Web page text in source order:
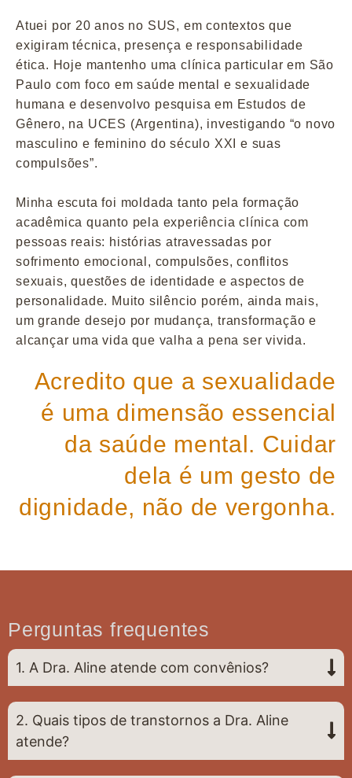
Atuei por 20 anos no SUS, em contextos que
exigiram técnica, presença e responsabilidade
ética. Hoje mantenho uma clínica particular em São
Paulo com foco em saúde mental e sexualidade
humana e desenvolvo pesquisa em Estudos de
Gênero, na UCES (Argentina), investigando “o novo
masculino e feminino do século XXI e suas
compulsões”.
Minha escuta foi moldada tanto pela formação
acadêmica quanto pela experiência clínica com
pessoas reais: histórias atravessadas por
sofrimento emocional, compulsões, conflitos
sexuais, questões de identidade e aspectos de
personalidade. Muito silêncio porém, ainda mais,
um grande desejo por mudança, transformação e
alcançar uma vida que valha a pena ser vivida.
Acredito que a sexualidade
é uma dimensão essencial
da saúde mental. Cuidar
dela é um gesto de
dignidade, não de vergonha.
Perguntas frequentes
1. A Dra. Aline atende com convênios?
2. Quais tipos de transtornos a Dra. Aline
atende?